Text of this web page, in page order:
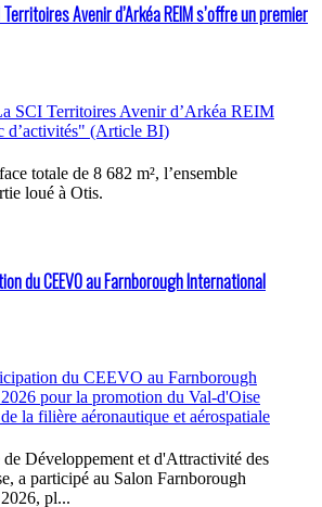
Avenir d’Arkéa REIM s’offre un premier
totale de 8 682 m², l’ensemble
loué à Otis.
du CEEVO au Farnborough International
Développement et d'Attractivité des
a participé au Salon Farnborough
pl...